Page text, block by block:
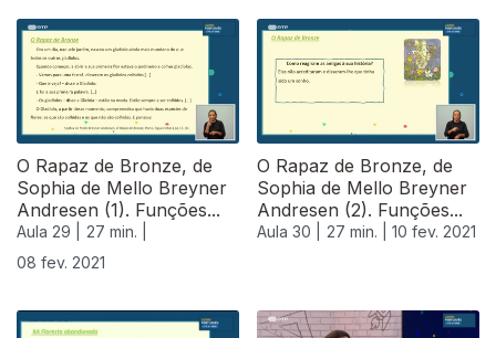
O Rapaz de Bronze, de
Sophia de Mello Breyner
Andresen (1). Funções...
Aula 29 |
27 min. |
08 fev. 2021
O Rapaz de Bronze, de
Sophia de Mello Breyner
Andresen (2). Funções...
Aula 30 | 27 min. | 10 fev. 2021